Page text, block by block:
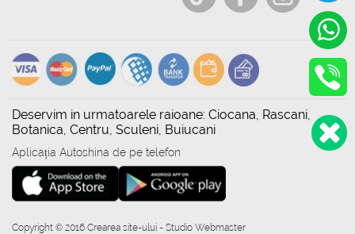
Deservim in urmatoarele raioane: Ciocana, Rascani,
Botanica, Centru, Sculeni, Buiucani
Aplicația Autoshina de pe telefon
Copyright © 2016 Crearea site-ului - Studio Webmaster